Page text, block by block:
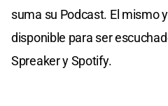
suma su Podcast. El mismo
disponible para ser
Spreaker y Spotify.